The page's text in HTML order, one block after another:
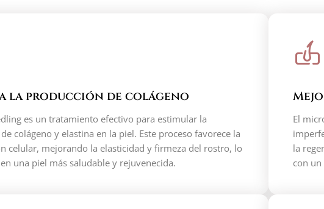
la producción de colágeno
es un tratamiento efectivo para estimular la
colágeno y elastina en la piel. Este proceso favorece la
celular, mejorando la elasticidad y firmeza del rostro, lo
una piel más saludable y rejuvenecida.
El
la
con